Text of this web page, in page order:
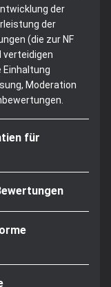
der
der
(die zur NF
verteidigen
Einhaltung
Moderation
für